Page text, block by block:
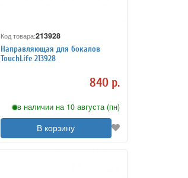
Код товара:213928
Направляющая для бокалов
TouchLife 213928
840 р.
в наличии на 10 августа (пн)
В корзину